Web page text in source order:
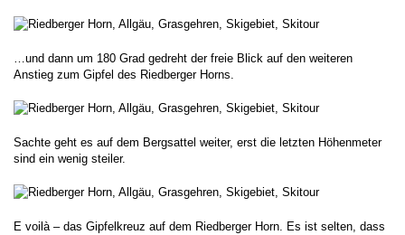
…und dann um 180 Grad gedreht der freie Blick auf den weiteren
Anstieg zum Gipfel des Riedberger Horns.
Sachte geht es auf dem Bergsattel weiter, erst die letzten Höhenmeter
sind ein wenig steiler.
E voilà – das Gipfelkreuz auf dem Riedberger Horn. Es ist selten, dass